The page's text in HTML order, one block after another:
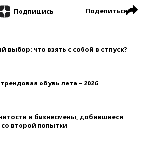
Подпишись Поделиться
выбор: что взять с собой в отпуск?
обувь лета – 2026
и бизнесмены, добившиеся
со второй попытки